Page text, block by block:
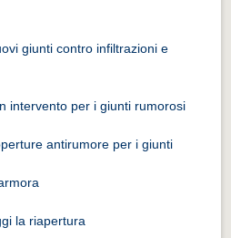
giunti contro infiltrazioni e
intervento per i giunti rumorosi
antirumore per i giunti
la riapertura